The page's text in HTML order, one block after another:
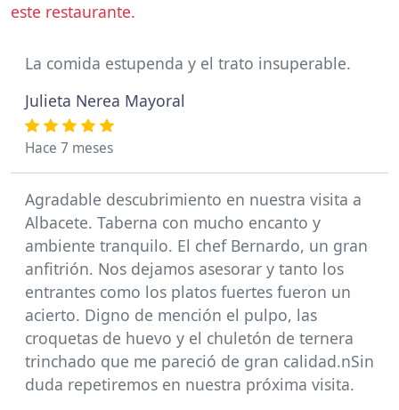
este restaurante.
La comida estupenda y el trato insuperable.
Julieta Nerea Mayoral
Hace 7 meses
Agradable descubrimiento en nuestra visita a
Albacete. Taberna con mucho encanto y
ambiente tranquilo. El chef Bernardo, un gran
anfitrión. Nos dejamos asesorar y tanto los
entrantes como los platos fuertes fueron un
acierto. Digno de mención el pulpo, las
croquetas de huevo y el chuletón de ternera
trinchado que me pareció de gran calidad.nSin
duda repetiremos en nuestra próxima visita.